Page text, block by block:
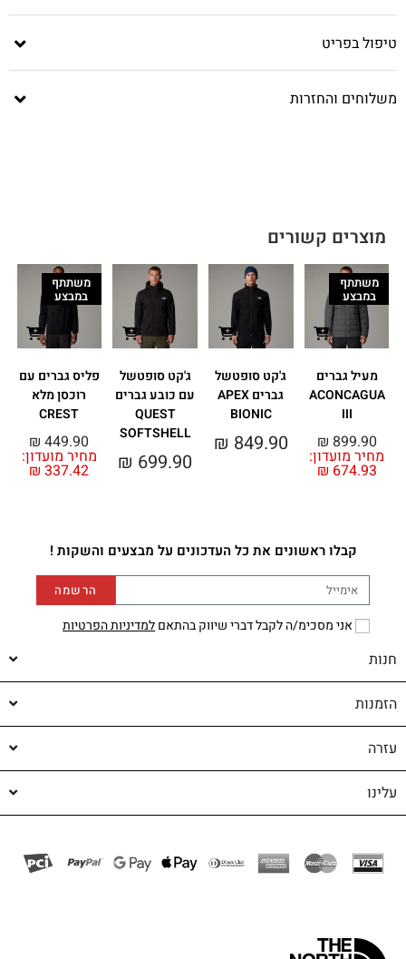
טיפול בפריט
משלוחים והחזרות
מוצרים קשורים
משתתף
במבצע
מעיל גברים
ACONCAGUA
III
מחיר מועדון:
₪ 674.93
₪ 899.90
ג'קט סופטשל
גברים APEX
BIONIC
₪ 849.90
ג'קט סופטשל
עם כובע גברים
QUEST
SOFTSHELL
₪ 699.90
משתתף
במבצע
פליס גברים עם
רוכסן מלא
CREST
מחיר מועדון:
₪ 337.42
₪ 449.90
קבלו ראשונים את כל העדכונים על מבצעים והשקות !
אני מסכימ/ה לקבל דברי שיווק בהתאםלמדיניות הפרטיות
הרשמה
חנות
הזמנות
עזרה
עלינו